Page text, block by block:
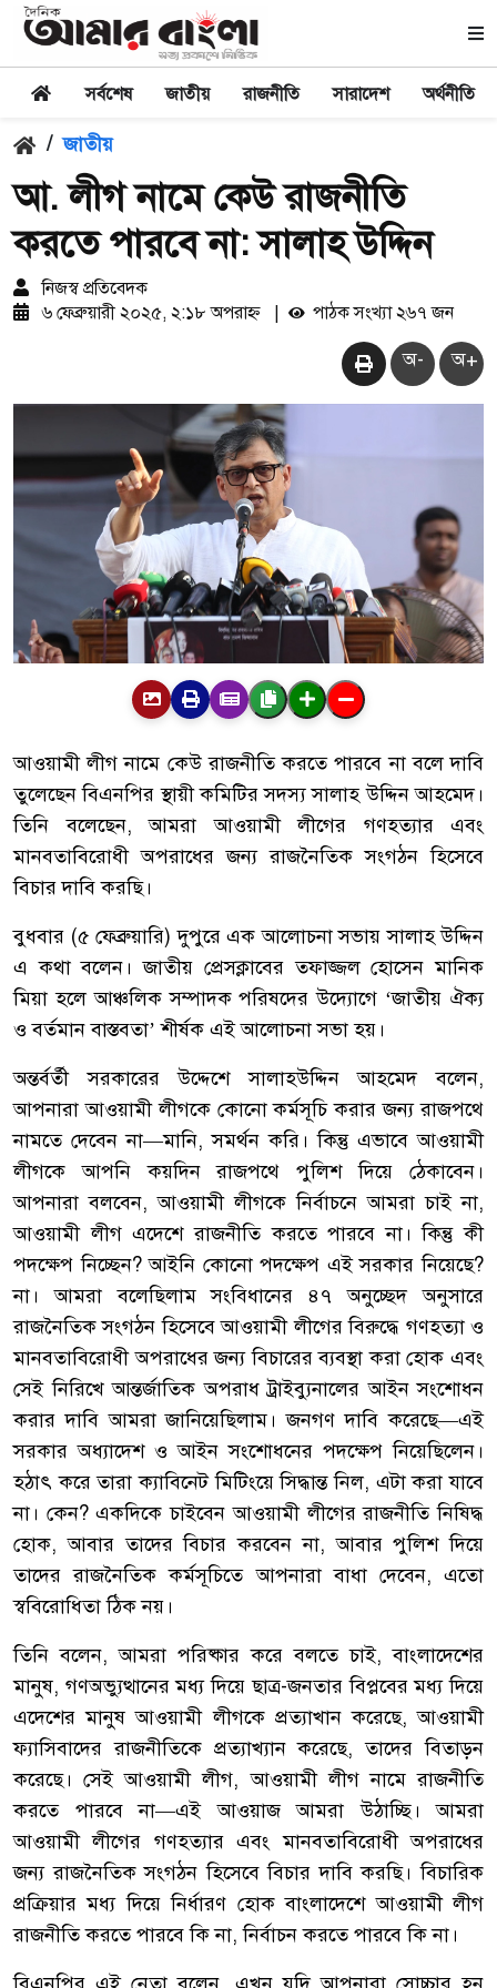
সর্বশেষ জাতীয় রাজনীতি সারাদেশ অর্থনীতি
/ জাতীয়
আ. লীগ নামে কেউ রাজনীতি
করতে পারবে না: সালাহ উদ্দিন
নিজস্ব প্রতিবেদক
৬ ফেব্রুয়ারী ২০২৫, ২:১৮ অপরাহ্ন
পাঠক সংখ্যা ২৬৭ জন
অ- অ+
আওয়ামী লীগ নামে কেউ রাজনীতি করতে পারবে না বলে দাবি
তুলেছেন বিএনপির স্থায়ী কমিটির সদস্য সালাহ উদ্দিন আহমেদ।
তিনি বলেছেন, আমরা আওয়ামী লীগের গণহত্যার এবং
মানবতাবিরোধী অপরাধের জন্য রাজনৈতিক সংগঠন হিসেবে
বিচার দাবি করছি।
বুধবার (৫ ফেব্রুয়ারি) দুপুরে এক আলোচনা সভায় সালাহ উদ্দিন
এ কথা বলেন। জাতীয় প্রেসক্লাবের তফাজ্জল হোসেন মানিক
মিয়া হলে আঞ্চলিক সম্পাদক পরিষদের উদ্যোগে ‘জাতীয় ঐক্য
ও বর্তমান বাস্তবতা’ শীর্ষক এই আলোচনা সভা হয়।
অন্তর্বর্তী সরকারের উদ্দেশে সালাহউদ্দিন আহমেদ বলেন,
আপনারা আওয়ামী লীগকে কোনো কর্মসূচি করার জন্য রাজপথে
নামতে দেবেন না—মানি, সমর্থন করি। কিন্তু এভাবে আওয়ামী
লীগকে আপনি কয়দিন রাজপথে পুলিশ দিয়ে ঠেকাবেন।
আপনারা বলবেন, আওয়ামী লীগকে নির্বাচনে আমরা চাই না,
আওয়ামী লীগ এদেশে রাজনীতি করতে পারবে না। কিন্তু কী
পদক্ষেপ নিচ্ছেন? আইনি কোনো পদক্ষেপ এই সরকার নিয়েছে?
না। আমরা বলেছিলাম সংবিধানের ৪৭ অনুচ্ছেদ অনুসারে
রাজনৈতিক সংগঠন হিসেবে আওয়ামী লীগের বিরুদ্ধে গণহত্যা ও
মানবতাবিরোধী অপরাধের জন্য বিচারের ব্যবস্থা করা হোক এবং
সেই নিরিখে আন্তর্জাতিক অপরাধ ট্রাইব্যুনালের আইন সংশোধন
করার দাবি আমরা জানিয়েছিলাম। জনগণ দাবি করেছে—এই
সরকার অধ্যাদেশ ও আইন সংশোধনের পদক্ষেপ নিয়েছিলেন।
হঠাৎ করে তারা ক্যাবিনেট মিটিংয়ে সিদ্ধান্ত নিল, এটা করা যাবে
না। কেন? একদিকে চাইবেন আওয়ামী লীগের রাজনীতি নিষিদ্ধ
হোক, আবার তাদের বিচার করবেন না, আবার পুলিশ দিয়ে
তাদের রাজনৈতিক কর্মসূচিতে আপনারা বাধা দেবেন, এতো
স্ববিরোধিতা ঠিক নয়।
তিনি বলেন, আমরা পরিষ্কার করে বলতে চাই, বাংলাদেশের
মানুষ, গণঅভ্যুত্থানের মধ্য দিয়ে ছাত্র-জনতার বিপ্লবের মধ্য দিয়ে
এদেশের মানুষ আওয়ামী লীগকে প্রত্যাখান করেছে, আওয়ামী
ফ্যাসিবাদের রাজনীতিকে প্রত্যাখ্যান করেছে, তাদের বিতাড়ন
করেছে। সেই আওয়ামী লীগ, আওয়ামী লীগ নামে রাজনীতি
করতে পারবে না—এই আওয়াজ আমরা উঠাচ্ছি। আমরা
আওয়ামী লীগের গণহত্যার এবং মানবতাবিরোধী অপরাধের
জন্য রাজনৈতিক সংগঠন হিসেবে বিচার দাবি করছি। বিচারিক
প্রক্রিয়ার মধ্য দিয়ে নির্ধারণ হোক বাংলাদেশে আওয়ামী লীগ
রাজনীতি করতে পারবে কি না, নির্বাচন করতে পারবে কি না।